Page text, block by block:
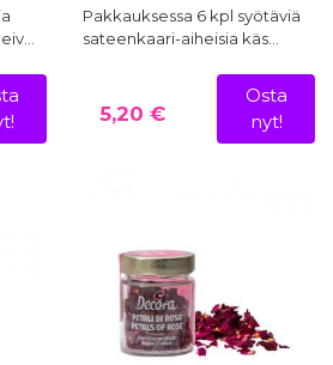
Pakkauksessa 6 kpl syötäviä
sateenkaari-aiheisia käs…
5,20 €
Osta
nyt!